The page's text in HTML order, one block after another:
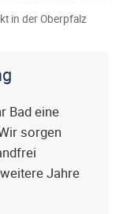
in der Oberpfalz
Bad eine
sorgen
Jahre